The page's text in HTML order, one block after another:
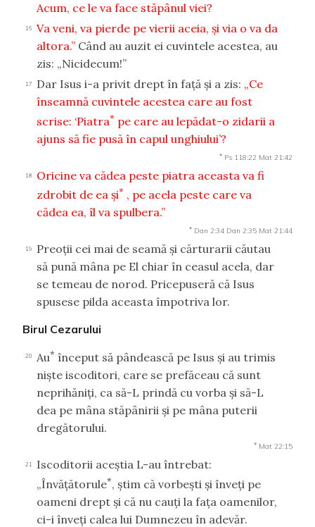
Acum, ce le va face stăpânul viei?
16
Va veni, va pierde pe vierii aceia, şi via o va da
altora.” Când au auzit ei cuvintele acestea, au
zis: „Nicidecum!”
17 Dar Isus i-a privit drept în faţă şi a zis: „Ce
înseamnă cuvintele acestea care au fost
scrise: ‘Piatra* pe care au lepădat-o zidarii a
ajuns să fie pusă în capul unghiului’?
* Ps 118:22 Mat 21:42
18
Oricine va cădea peste piatra aceasta va fi
zdrobit de ea şi* , pe acela peste care va
cădea ea, îl va spulbera.”
* Dan 2:34 Dan 2:35 Mat 21:44
19
Preoţii cei mai de seamă şi cărturarii căutau
să pună mâna pe El chiar în ceasul acela, dar
se temeau de norod. Pricepuseră că Isus
spusese pilda aceasta împotriva lor.
Birul Cezarului
20 Au* început să pândească pe Isus şi au trimis
nişte iscoditori, care se prefăceau că sunt
neprihăniţi, ca să-L prindă cu vorba şi să-L
dea pe mâna stăpânirii şi pe mâna puterii
dregătorului.
* Mat 22:15
21
Iscoditorii aceştia L-au întrebat:
„Învăţătorule*, ştim că vorbeşti şi înveţi pe
oameni drept şi că nu cauţi la faţa oamenilor,
ci-i înveţi calea lui Dumnezeu în adevăr.